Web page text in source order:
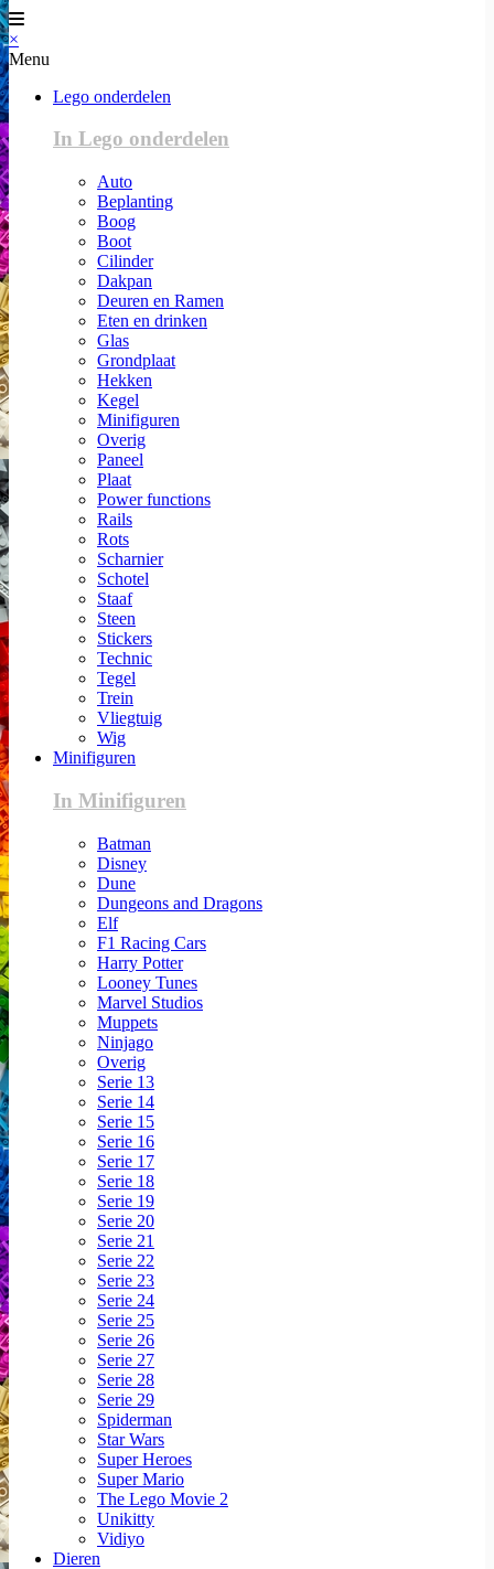
×
Menu
Lego onderdelen
In Lego onderdelen
Auto
Beplanting
Boog
Boot
Cilinder
Dakpan
Deuren en Ramen
Eten en drinken
Glas
Grondplaat
Hekken
Kegel
Minifiguren
Overig
Paneel
Plaat
Power functions
Rails
Rots
Scharnier
Schotel
Staaf
Steen
Stickers
Technic
Tegel
Trein
Vliegtuig
Wig
Minifiguren
In Minifiguren
Batman
Disney
Dune
Dungeons and Dragons
Elf
F1 Racing Cars
Harry Potter
Looney Tunes
Marvel Studios
Muppets
Ninjago
Overig
Serie 13
Serie 14
Serie 15
Serie 16
Serie 17
Serie 18
Serie 19
Serie 20
Serie 21
Serie 22
Serie 23
Serie 24
Serie 25
Serie 26
Serie 27
Serie 28
Serie 29
Spiderman
Star Wars
Super Heroes
Super Mario
The Lego Movie 2
Unikitty
Vidiyo
Dieren